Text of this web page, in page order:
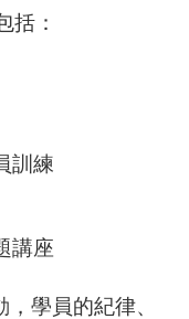
括：
訓練
講座
學員的紀律、